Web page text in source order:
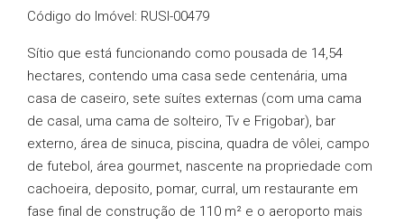
Código do Imóvel: RUSI-00479
Sítio que está funcionando como pousada de 14,54
hectares, contendo uma casa sede centenária, uma
casa de caseiro, sete suítes externas (com uma cama
de casal, uma cama de solteiro, Tv e Frigobar), bar
externo, área de sinuca, piscina, quadra de vôlei, campo
de futebol, área gourmet, nascente na propriedade com
cachoeira, deposito, pomar, curral, um restaurante em
fase final de construção de 110 m² e o aeroporto mais